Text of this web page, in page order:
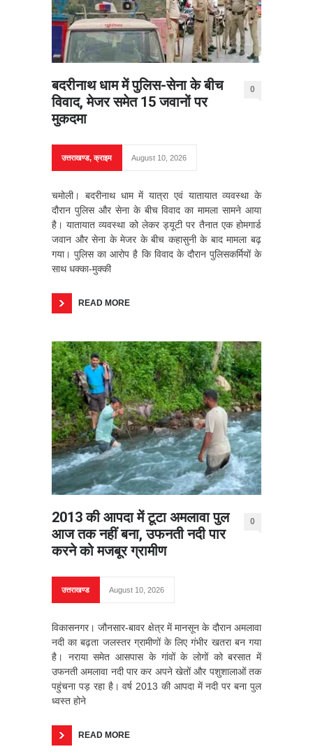
बदरीनाथ धाम में पुलिस-सेना के बीच
विवाद, मेजर समेत 15 जवानों पर
मुकदमा
0
उत्तराखण्ड,क्राइम August 10, 2026
चमोली। बदरीनाथ धाम में यात्रा एवं यातायात व्यवस्था के
दौरान पुलिस और सेना के बीच विवाद का मामला सामने आया
है। यातायात व्यवस्था को लेकर ड्यूटी पर तैनात एक होमगार्ड
जवान और सेना के मेजर के बीच कहासुनी के बाद मामला बढ़
गया। पुलिस का आरोप है कि विवाद के दौरान पुलिसकर्मियों के
साथ धक्का-मुक्की
READ MORE
2013 की आपदा में टूटा अमलावा पुल
आज तक नहीं बना, उफनती नदी पार
करने को मजबूर ग्रामीण
0
उत्तराखण्ड August 10, 2026
विकासनगर। जौनसार-बावर क्षेत्र में मानसून के दौरान अमलावा
नदी का बढ़ता जलस्तर ग्रामीणों के लिए गंभीर खतरा बन गया
है। नराया समेत आसपास के गांवों के लोगों को बरसात में
उफनती अमलावा नदी पार कर अपने खेतों और पशुशालाओं तक
पहुंचना पड़ रहा है। वर्ष 2013 की आपदा में नदी पर बना पुल
ध्वस्त होने
READ MORE